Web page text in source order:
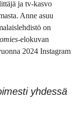
ja tv-kasvo
Anne asuu
on
-elokuvan
2024 Instagram
yhdessä